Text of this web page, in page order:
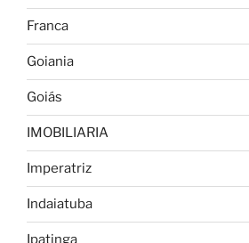
Franca
Goiania
Goiás
IMOBILIARIA
Imperatriz
Indaiatuba
Ipatinga